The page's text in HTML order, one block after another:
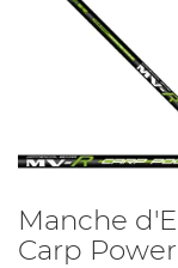
Manche
Carp